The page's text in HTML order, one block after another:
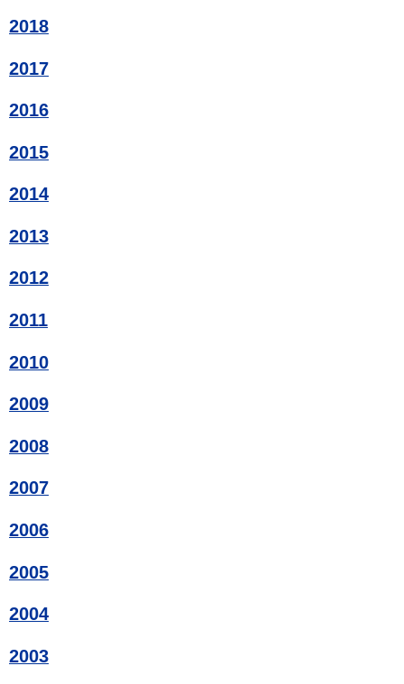
2018
2017
2016
2015
2014
2013
2012
2011
2010
2009
2008
2007
2006
2005
2004
2003